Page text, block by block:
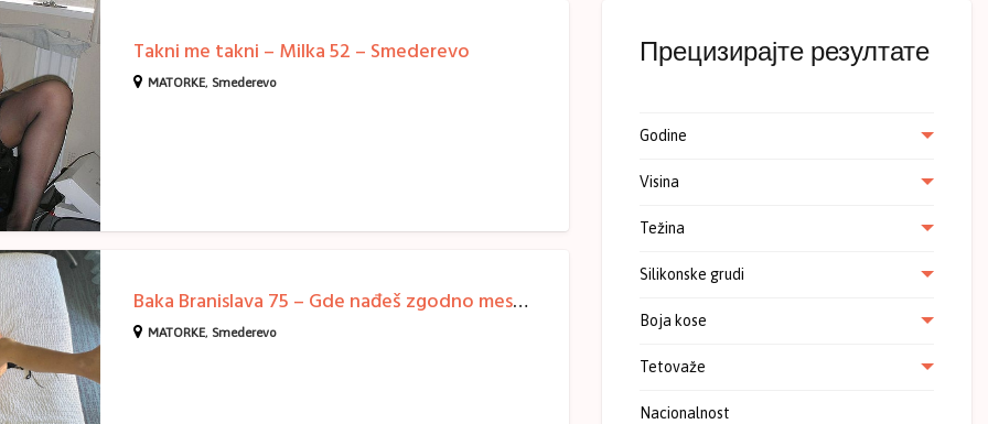
Takni me takni – Milka 52 – Smederevo
MATORKE, Smederevo
Baka Branislava 75 – Gde nađeš zgodno mesto kitu mi posadi – Smederevo
MATORKE, Smederevo
Прецизирајте резултате
Godine
Visina
Težina
Silikonske grudi
Boja kose
Tetovaže
Nacionalnost